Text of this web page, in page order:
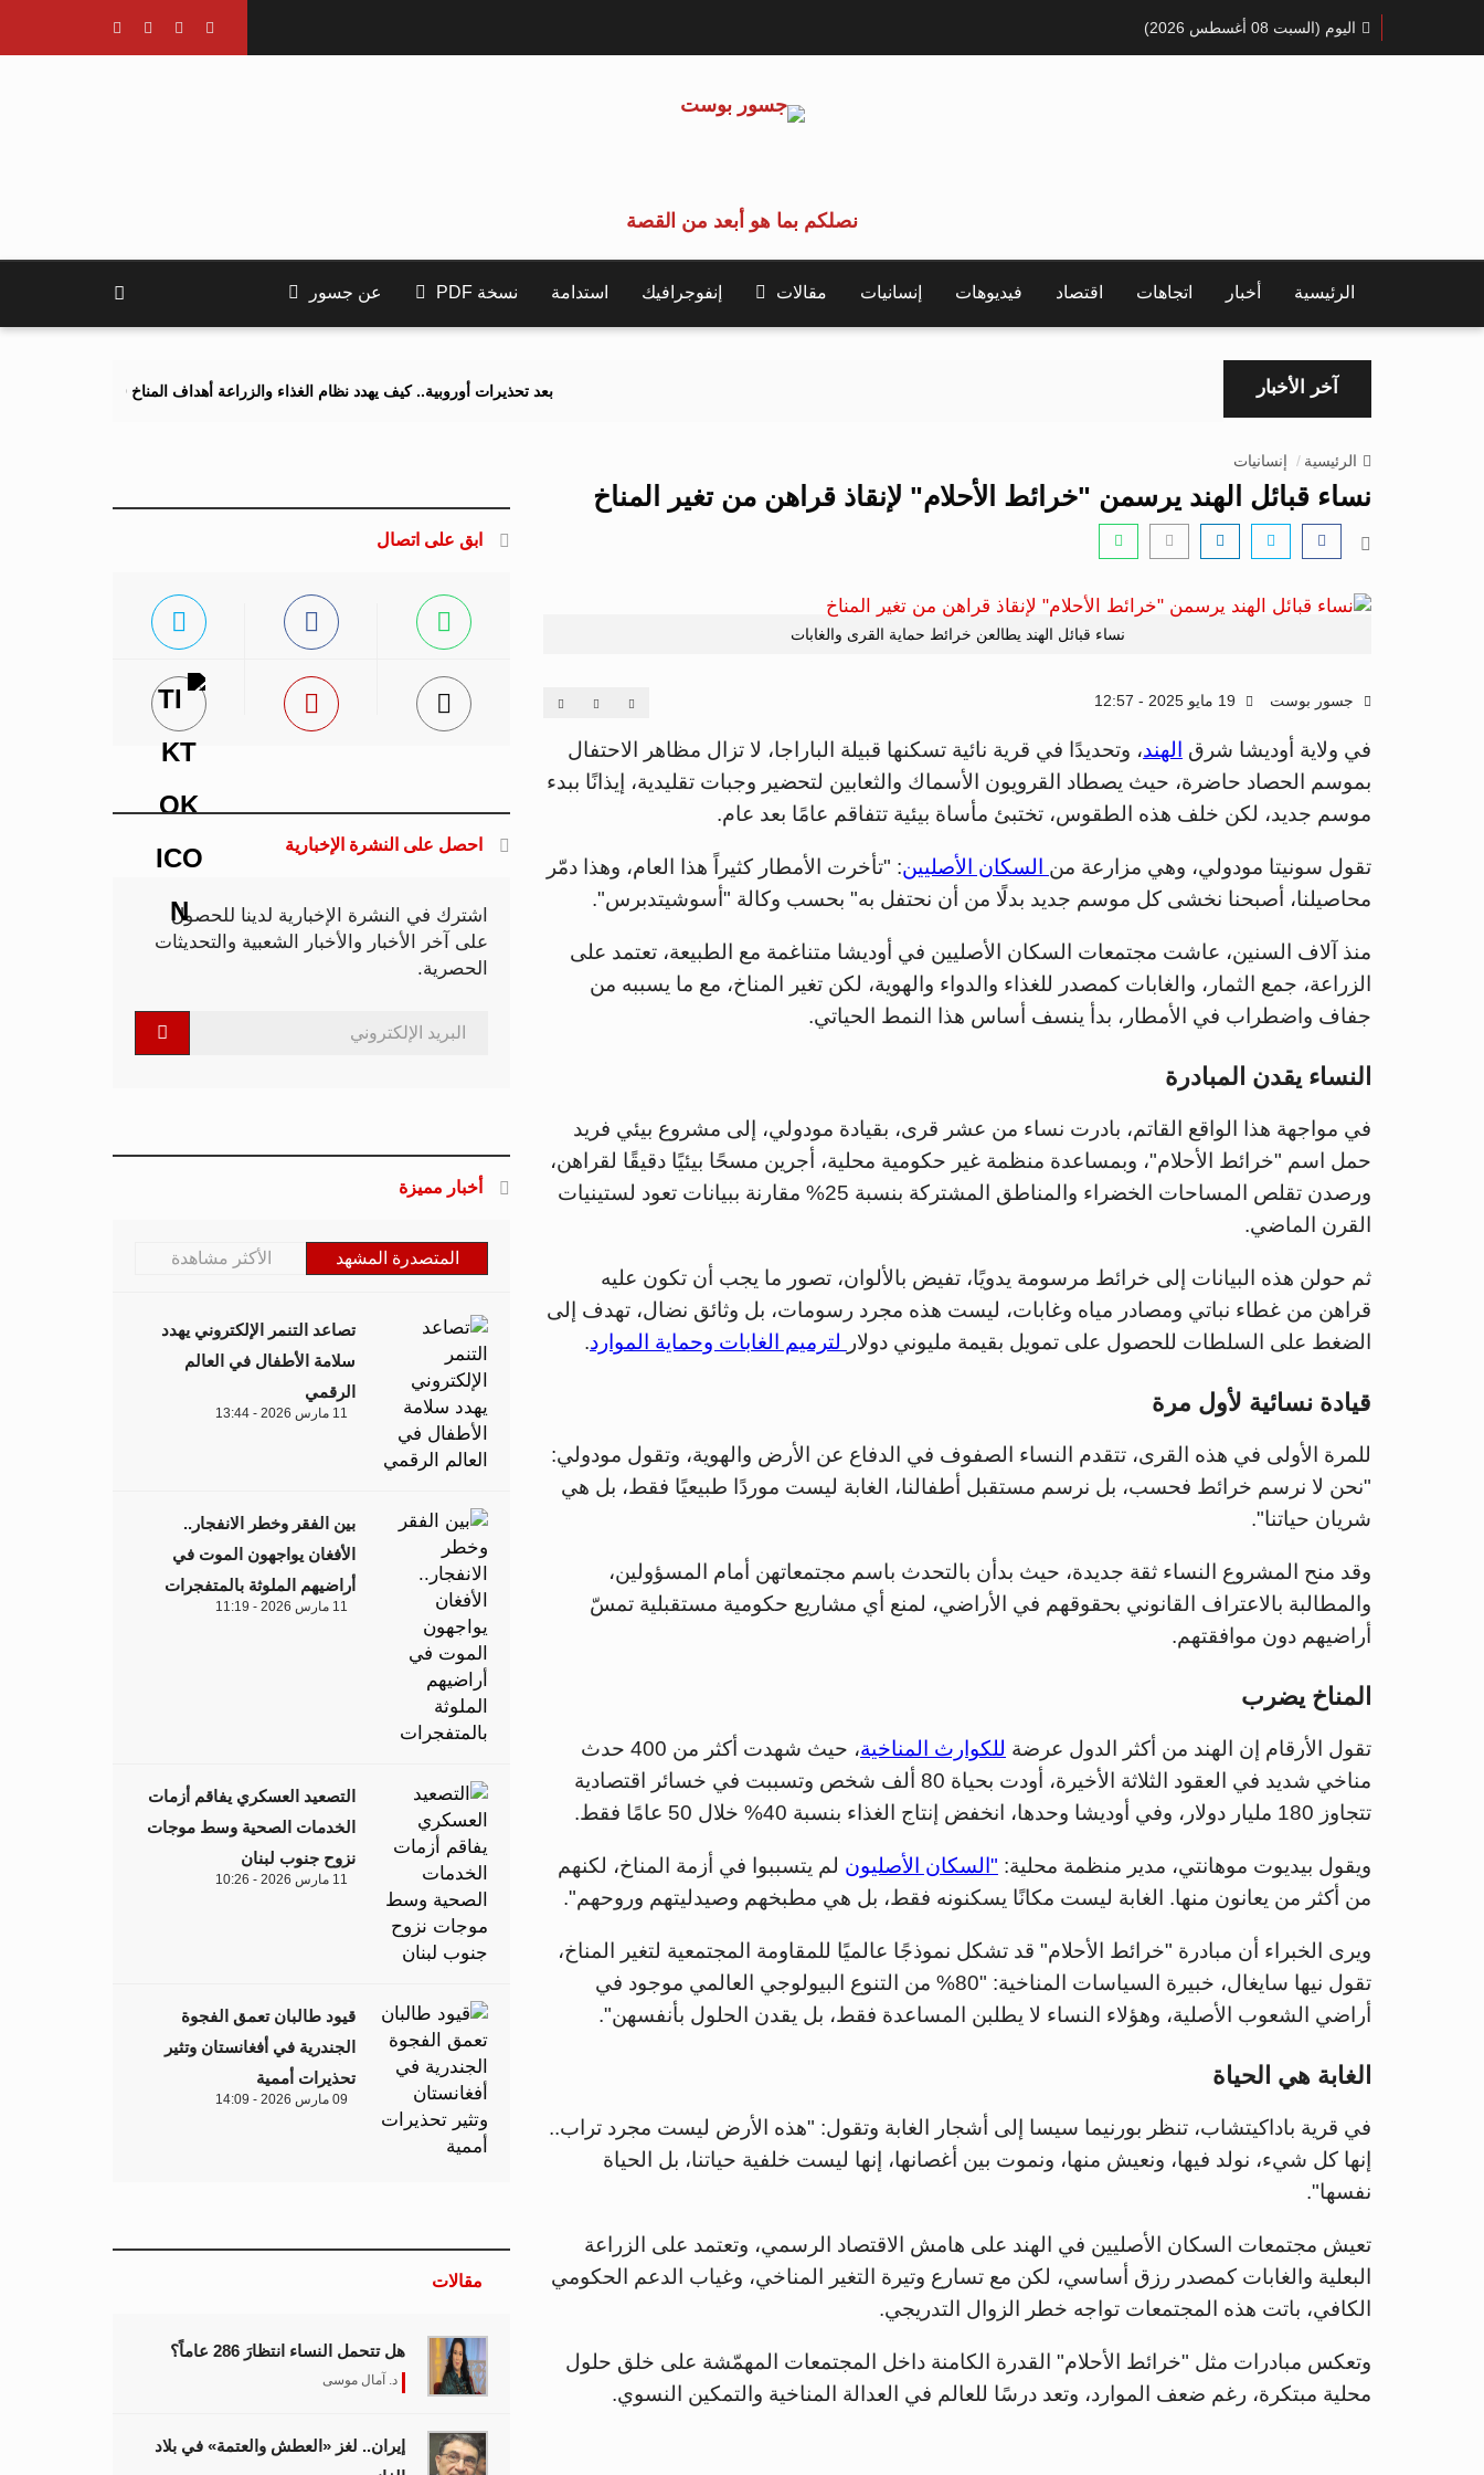
اليوم (السبت 08 أغسطس 2026)
نصلكم بما هو أبعد من القصة
الرئيسية أخبار اتجاهات اقتصاد فيديوهات إنسانيات مقالات إنفوجرافيك استدامة نسخة PDF عن جسور
آخر الأخبار بعد تحذيرات أوروبية.. كيف يهدد نظام الغذاء والزراعة أهداف المناخ 2040 و2050؟
الرئيسية إنسانيات
نساء قبائل الهند يرسمن "خرائط الأحلام" لإنقاذ قراهن من تغير المناخ
نساء قبائل الهند يطالعن خرائط حماية القرى والغابات
جسور بوست
في ولاية أوديشا شرق الهند، وتحديدًا في قرية نائية تسكنها قبيلة الباراجا، لا تزال مظاهر الاحتفال
بموسم الحصاد حاضرة، حيث يصطاد القرويون الأسماك والثعابين لتحضير وجبات تقليدية، إيذانًا ببدء
موسم جديد، لكن خلف هذه الطقوس، تختبئ مأساة بيئية تتفاقم عامًا بعد عام.
تقول سونيتا مودولي، وهي مزارعة من السكان الأصليين: "تأخرت الأمطار كثيراً هذا العام، وهذا دمّر
محاصيلنا، أصبحنا نخشى كل موسم جديد بدلًا من أن نحتفل به" بحسب وكالة "أسوشيتدبرس".
منذ آلاف السنين، عاشت مجتمعات السكان الأصليين في أوديشا متناغمة مع الطبيعة، تعتمد على
الزراعة، جمع الثمار، والغابات كمصدر للغذاء والدواء والهوية، لكن تغير المناخ، مع ما يسببه من
جفاف واضطراب في الأمطار، بدأ ينسف أساس هذا النمط الحياتي.
النساء يقدن المبادرة
في مواجهة هذا الواقع القاتم، بادرت نساء من عشر قرى، بقيادة مودولي، إلى مشروع بيئي فريد
حمل اسم "خرائط الأحلام"، وبمساعدة منظمة غير حكومية محلية، أجرين مسحًا بيئيًا دقيقًا لقراهن،
ورصدن تقلص المساحات الخضراء والمناطق المشتركة بنسبة 25% مقارنة ببيانات تعود لستينيات
القرن الماضي.
ثم حولن هذه البيانات إلى خرائط مرسومة يدويًا، تفيض بالألوان، تصور ما يجب أن تكون عليه
قراهن من غطاء نباتي ومصادر مياه وغابات، ليست هذه مجرد رسومات، بل وثائق نضال، تهدف إلى
الضغط على السلطات للحصول على تمويل بقيمة مليوني دولار
لترميم الغابات وحماية الموارد.
قيادة نسائية لأول مرة
للمرة الأولى في هذه القرى، تتقدم النساء الصفوف في الدفاع عن الأرض والهوية، وتقول مودولي:
"نحن لا نرسم خرائط فحسب، بل نرسم مستقبل أطفالنا، الغابة ليست موردًا طبيعيًا فقط، بل هي
شريان حياتنا".
وقد منح المشروع النساء ثقة جديدة، حيث بدأن بالتحدث باسم مجتمعاتهن أمام المسؤولين،
والمطالبة بالاعتراف القانوني بحقوقهم في الأراضي، لمنع أي مشاريع حكومية مستقبلية تمسّ
أراضيهم دون موافقتهم.
المناخ يضرب
تقول الأرقام إن الهند من أكثر الدول عرضة للكوارث المناخية
، حيث شهدت أكثر من 400 حدث
مناخي شديد في العقود الثلاثة الأخيرة، أودت بحياة 80 ألف شخص وتسببت في خسائر اقتصادية
تتجاوز 180 مليار دولار، وفي أوديشا وحدها، انخفض إنتاج الغذاء بنسبة 40% خلال 50 عامًا فقط.
ويقول بيديوت موهانتي، مدير منظمة محلية: "السكان الأصليون لم يتسببوا في أزمة المناخ، لكنهم
من أكثر من يعانون منها. الغابة ليست مكانًا يسكنونه فقط، بل هي مطبخهم وصيدليتهم وروحهم".
ويرى الخبراء أن مبادرة "خرائط الأحلام" قد تشكل نموذجًا عالميًا للمقاومة المجتمعية لتغير المناخ،
تقول نيها سايغال، خبيرة السياسات المناخية: "80% من التنوع البيولوجي العالمي موجود في
أراضي الشعوب الأصلية، وهؤلاء النساء لا يطلبن المساعدة فقط، بل يقدن الحلول بأنفسهن".
الغابة هي الحياة
في قرية باداكيتشاب، تنظر بورنيما سيسا إلى أشجار الغابة وتقول: "هذه الأرض ليست مجرد تراب..
إنها كل شيء، نولد فيها، ونعيش منها، ونموت بين أغصانها، إنها ليست خلفية حياتنا، بل الحياة
نفسها".
تعيش مجتمعات السكان الأصليين في الهند على هامش الاقتصاد الرسمي، وتعتمد على الزراعة
البعلية والغابات كمصدر رزق أساسي، لكن مع تسارع وتيرة التغير المناخي، وغياب الدعم الحكومي
الكافي، باتت هذه المجتمعات تواجه خطر الزوال التدريجي.
وتعكس مبادرات مثل "خرائط الأحلام" القدرة الكامنة داخل المجتمعات المهمّشة على خلق حلول
محلية مبتكرة، رغم ضعف الموارد، وتعد درسًا للعالم في العدالة المناخية والتمكين النسوي.
ابق على اتصال
احصل على النشرة الإخبارية
اشترك في النشرة الإخبارية لدينا للحصول
على آخر الأخبار والأخبار الشعبية والتحديثات
الحصرية.
أخبار مميزة
المتصدرة المشهد الأكثر مشاهدة
تصاعد التنمر الإلكتروني يهدد
سلامة الأطفال في العالم
الرقمي
11 مارس 2026 - 13:44
بين الفقر وخطر الانفجار..
الأفغان يواجهون الموت في
أراضيهم الملوثة بالمتفجرات
11 مارس 2026 - 11:19
التصعيد العسكري يفاقم أزمات
الخدمات الصحية وسط موجات
نزوح جنوب لبنان
11 مارس 2026 - 10:26
قيود طالبان تعمق الفجوة
الجندرية في أفغانستان وتثير
تحذيرات أممية
09 مارس 2026 - 14:09
مقالات
هل تتحمل النساء انتظارَ 286 عاماً؟
د. آمال موسى
إيران.. لغز «العطش والعتمة» في بلاد